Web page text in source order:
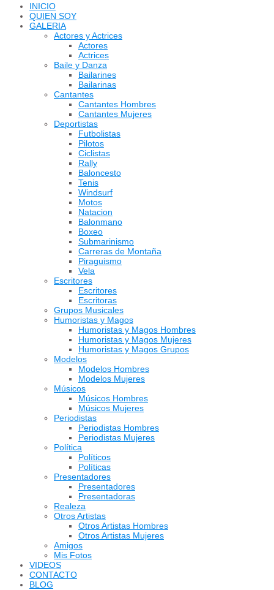
INICIO
QUIEN SOY
GALERIA
Actores y Actrices
Actores
Actrices
Baile y Danza
Bailarines
Bailarinas
Cantantes
Cantantes Hombres
Cantantes Mujeres
Deportistas
Futbolistas
Pilotos
Ciclistas
Rally
Baloncesto
Tenis
Windsurf
Motos
Natacion
Balonmano
Boxeo
Submarinismo
Carreras de Montaña
Piraguismo
Vela
Escritores
Escritores
Escritoras
Grupos Musicales
Humoristas y Magos
Humoristas y Magos Hombres
Humoristas y Magos Mujeres
Humoristas y Magos Grupos
Modelos
Modelos Hombres
Modelos Mujeres
Músicos
Músicos Hombres
Músicos Mujeres
Periodistas
Periodistas Hombres
Periodistas Mujeres
Política
Políticos
Políticas
Presentadores
Presentadores
Presentadoras
Realeza
Otros Artistas
Otros Artistas Hombres
Otros Artistas Mujeres
Amigos
Mis Fotos
VIDEOS
CONTACTO
BLOG